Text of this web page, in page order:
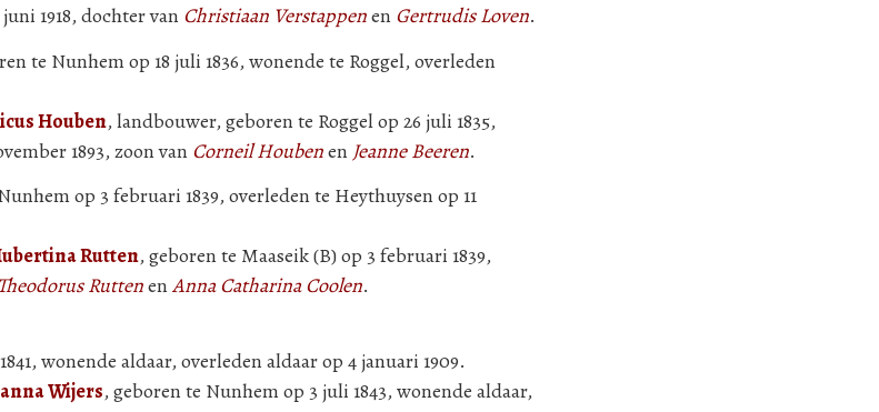
1918, dochter van Christiaan Verstappenen Gertrudis Loven.
te Nunhem op 18 juli 1836, wonende te Roggel, overleden
Houben, landbouwer, geboren te Roggel op 26 juli 1835,
1893, zoon van Corneil Houbenen Jeanne Beeren.
op 3 februari 1839, overleden te Heythuysen op 11
Rutten, geboren te Maaseik (B) op 3 februari 1839,
Theodorus RuttenenAnna Catharina Coolen.
wonende aldaar, overleden aldaar op 4 januari 1909.
Wijers, geboren te Nunhem op 3 juli 1843, wonende aldaar,